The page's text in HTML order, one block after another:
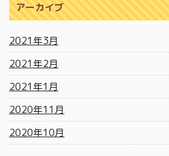
アーカイブ
2021年3月
2021年2月
2021年1月
2020年11月
2020年10月